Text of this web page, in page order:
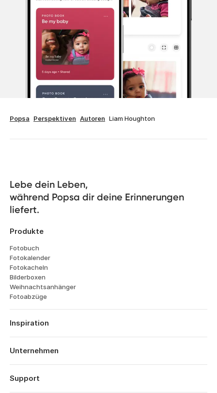
Popsa Perspektiven Autoren Liam Houghton
Lebe dein Leben,
während Popsa dir deine Erinnerungen
liefert.
Produkte
Fotobuch
Fotokalender
Fotokacheln
Bilderboxen
Weihnachtsanhänger
Fotoabzüge
Inspiration
Reisen
Hochzeiten
Jahrestage
Unternehmen
Über Popsa
Funktionen
Support